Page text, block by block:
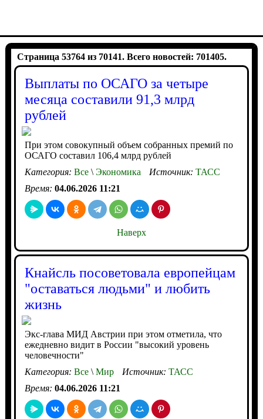
Страница 53764 из 70141. Всего новостей: 701405.
Выплаты по ОСАГО за четыре
месяца составили 91,3 млрд
рублей
При этом совокупный объем собранных премий по
ОСАГО составил 106,4 млрд рублей
Категория: Все\Экономика Источник: ТАСС
Время: 04.06.2026 11:21
Наверх
Кнайсль посоветовала европейцам
"оставаться людьми" и любить
жизнь
Экс-глава МИД Австрии при этом отметила, что
ежедневно видит в России "высокий уровень
человечности"
Категория: Все\Мир Источник: ТАСС
Время: 04.06.2026 11:21